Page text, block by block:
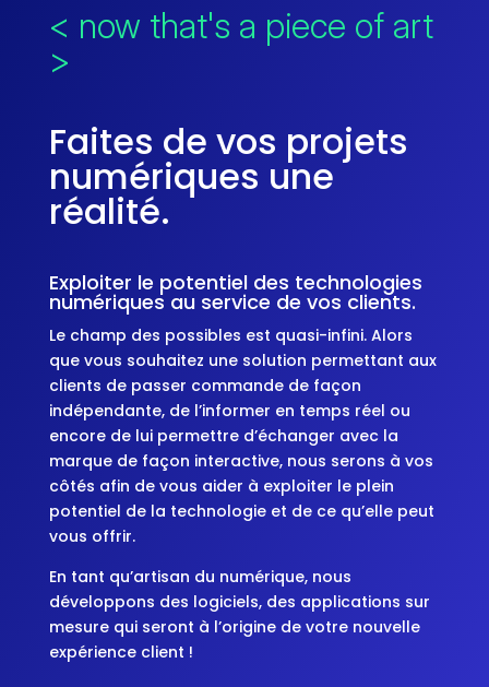
< now that's a piece of art
>
Faites de vos projets
numériques une
réalité.
Exploiter le potentiel des technologies
numériques au service de vos clients.
Le champ des possibles est quasi-infini. Alors
que vous souhaitez une solution permettant aux
clients de passer commande de façon
indépendante, de l’informer en temps réel ou
encore de lui permettre d’échanger avec la
marque de façon interactive, nous serons à vos
côtés afin de vous aider à exploiter le plein
potentiel de la technologie et de ce qu’elle peut
vous offrir.
En tant qu’artisan du numérique, nous
développons des logiciels, des applications sur
mesure qui seront à l’origine de votre nouvelle
expérience client !